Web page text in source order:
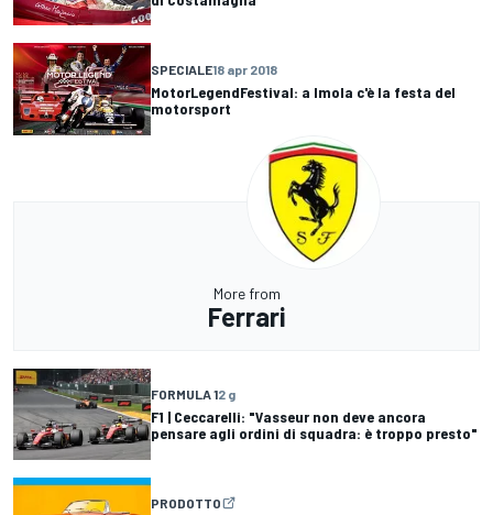
SPECIALE18 apr 2018
MotorLegendFestival: a Imola c'è la festa del
motorsport
More from
Ferrari
FORMULA 12 g
F1 | Ceccarelli: "Vasseur non deve ancora
pensare agli ordini di squadra: è troppo presto"
PRODOTTO